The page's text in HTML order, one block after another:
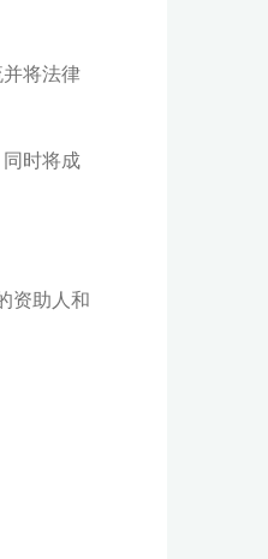
将法律
时将成
资助人和